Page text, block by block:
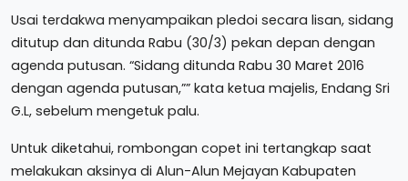
Usai terdakwa menyampaikan pledoi secara lisan, sidang
ditutup dan ditunda Rabu (30/3) pekan depan dengan
agenda putusan. “Sidang ditunda Rabu 30 Maret 2016
dengan agenda putusan,”” kata ketua majelis, Endang Sri
G.L, sebelum mengetuk palu.
Untuk diketahui, rombongan copet ini tertangkap saat
melakukan aksinya di Alun-Alun Mejayan Kabupaten